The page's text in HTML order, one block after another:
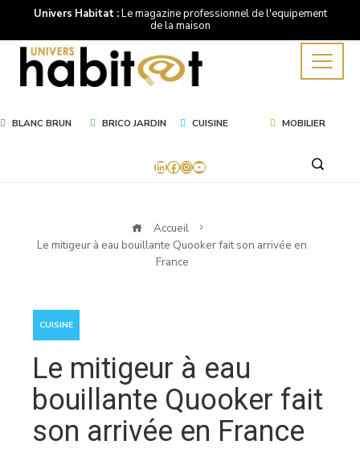
Univers Habitat :Le magazine professionnel de l'equipement
de la maison
BLANC BRUN BRICO JARDIN CUISINE MOBILIER
LinkedIn
Facebook
Instagram
YouTube
Accueil
Le mitigeur à eau bouillante Quooker fait son arrivée en
France
CUISINE
Le mitigeur à eau
bouillante Quooker fait
son arrivée en France